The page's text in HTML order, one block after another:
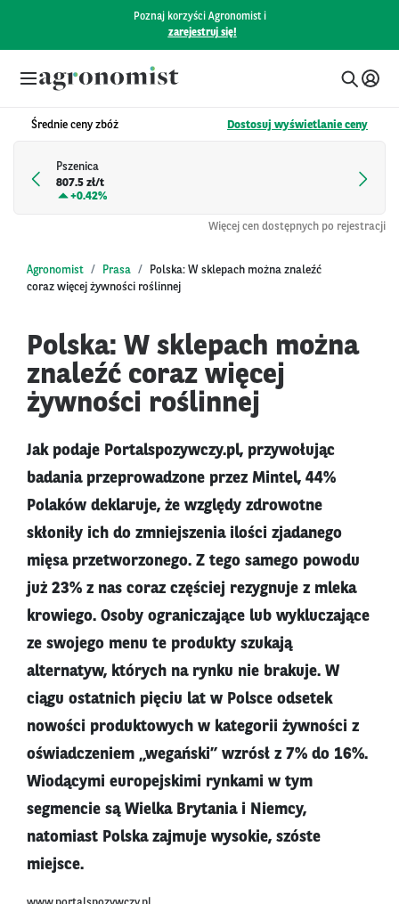
Poznaj korzyści Agronomist i
zarejestruj się!
Średnie ceny zbóż Dostosuj wyświetlanie ceny
Pszenica
807.5 zł/t
+0.42%
Więcej cen dostępnych po rejestracji
Agronomist Prasa
Polska: W sklepach można znaleźć
coraz więcej żywności roślinnej
Polska: W sklepach można
znaleźć coraz więcej
żywności roślinnej
Jak podaje Portalspozywczy.pl, przywołując
badania przeprowadzone przez Mintel, 44%
Polaków deklaruje, że względy zdrowotne
skłoniły ich do zmniejszenia ilości zjadanego
mięsa przetworzonego. Z tego samego powodu
już 23% z nas coraz częściej rezygnuje z mleka
krowiego. Osoby ograniczające lub wykluczające
ze swojego menu te produkty szukają
alternatyw, których na rynku nie brakuje. W
ciągu ostatnich pięciu lat w Polsce odsetek
nowości produktowych w kategorii żywności z
oświadczeniem „wegański” wzrósł z 7% do 16%.
Wiodącymi europejskimi rynkami w tym
segmencie są Wielka Brytania i Niemcy,
natomiast Polska zajmuje wysokie, szóste
miejsce.